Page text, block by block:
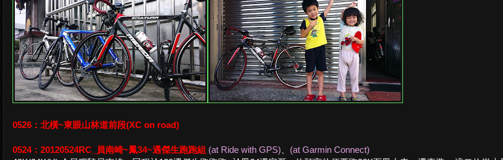
0526： 北橫~東眼山林道前段(XC on road)
0524：20120524RC_員南崎~鳳34~遇傑生跑跑組 (at Ride with GPS)
(at Garmin Connect)